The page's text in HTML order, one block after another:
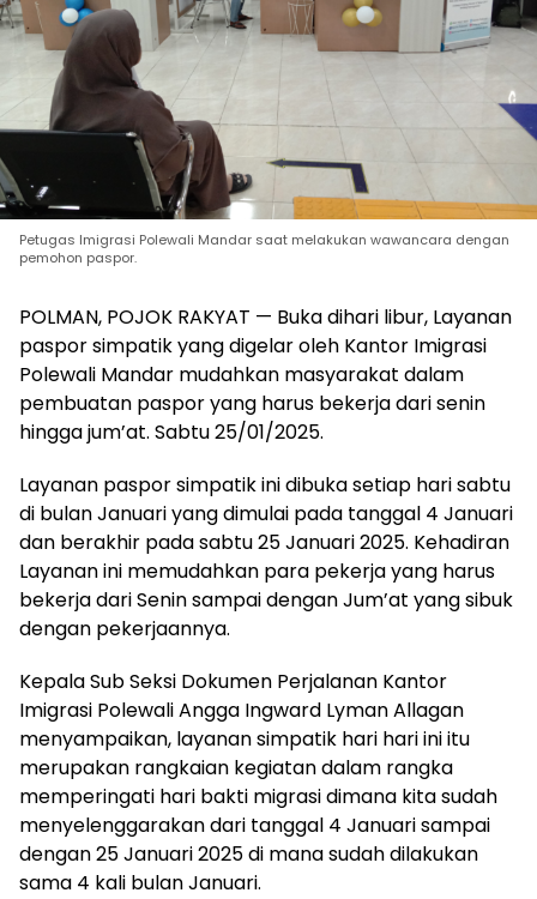
Petugas Imigrasi Polewali Mandar saat melakukan wawancara dengan
pemohon paspor.
POLMAN, POJOK RAKYAT — Buka dihari libur, Layanan
paspor simpatik yang digelar oleh Kantor Imigrasi
Polewali Mandar mudahkan masyarakat dalam
pembuatan paspor yang harus bekerja dari senin
hingga jum’at. Sabtu 25/01/2025.
Layanan paspor simpatik ini dibuka setiap hari sabtu
di bulan Januari yang dimulai pada tanggal 4 Januari
dan berakhir pada sabtu 25 Januari 2025. Kehadiran
Layanan ini memudahkan para pekerja yang harus
bekerja dari Senin sampai dengan Jum’at yang sibuk
dengan pekerjaannya.
Kepala Sub Seksi Dokumen Perjalanan Kantor
Imigrasi Polewali Angga Ingward Lyman Allagan
menyampaikan, layanan simpatik hari hari ini itu
merupakan rangkaian kegiatan dalam rangka
memperingati hari bakti migrasi dimana kita sudah
menyelenggarakan dari tanggal 4 Januari sampai
dengan 25 Januari 2025 di mana sudah dilakukan
sama 4 kali bulan Januari.